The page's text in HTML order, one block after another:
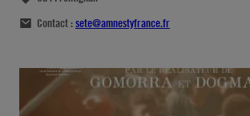
Contact :sete@amnestyfrance.fr